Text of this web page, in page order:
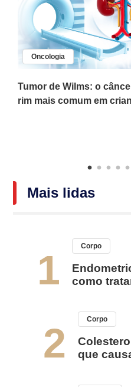
Oncologia
Tumor de Wilms: o
rim mais comum em
Mais lidas
1
Corpo
como
2
Corpo
que